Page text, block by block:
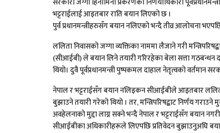
भट्टराईलाई आइतबार राति बयान लिएको छ ।
पुर्व प्रधानमन्त्रीहरुसँग बयान नलिएको भन्दै तीव्र आलोचना
ललिता निवासको जग्गा व्यक्तिका नाममा लैजाने गरी
(सीआईबी) ले बयान लिने तयारी गरिरहेका बेला सत्ता
थियो। दुवै पूर्वप्रधानमन्त्री पुष्पकमल दाहाल नेतृत्वको वर्तमान
नेपाल र भट्टराईसँग बयान नलिइकन सीआईबीले आइतबार
बुझाउने तयारी गरेको थियो । तर, मन्त्रिपरिषद्बाट निर्णय
अवहेलनाको मुद्दा लाग्न सक्ने भन्दै नेपाल र भट्टराईसँग बयान
सीआईबीका अधिकारीहरूले लिएपछि प्रतिवेदन बुझाउनुअघि